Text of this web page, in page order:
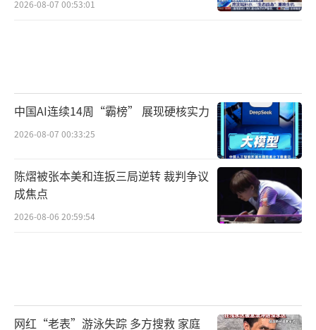
为工作人员在为大学生提供职业妆造服务。(杨
日前，2026年全国城市巡回招聘河南站南
阳专场暨重点产业链招才引智活动在南阳理工
2026-08-07 00:53:01
中国AI连续14周“霸榜” 展现硬核实力
2026-08-07 00:33:25
陈熠被张本美和连扳三局逆转 裁判争议
成焦点
2026-08-06 20:59:54
网红“老表”游泳失踪 多方搜救 家庭